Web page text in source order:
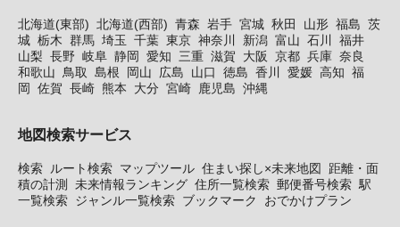
北海道(東部) 北海道(西部) 青森 岩手 宮城 秋田 山形 福島 茨
城 栃木 群馬 埼玉 千葉 東京 神奈川 新潟 富山 石川
福井
山梨 長野 岐阜 静岡 愛知 三重 滋賀 大阪 京都 兵庫 奈良
和歌山
鳥取 島根 岡山 広島 山口 徳島 香川 愛媛 高知 福
岡
佐賀 長崎 熊本 大分 宮崎 鹿児島 沖縄
地図検索サービス
検索 ルート検索 マップツール 住まい探し×未来地図
距離・面
積の計測
未来情報ランキング 住所一覧検索 郵便番号検索 駅
一覧検索 ジャンル一覧検索 ブックマーク おでかけプラン